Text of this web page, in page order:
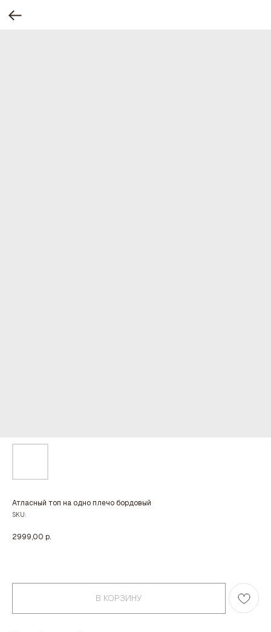
Атласный топ на одно плечо бордовый
SKU:
2999,00 р.
В КОРЗИНУ